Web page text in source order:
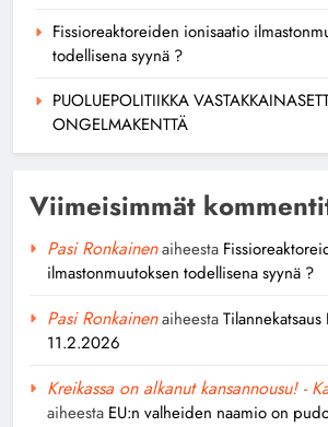
Fissioreaktoreiden ionisaatio
todellisena syynä ?
PUOLUEPOLITIIKKA
ONGELMAKENTTÄ
Viimeisimmät
Pasi Ronkainenaiheesta
ilmastonmuutoksen todellisena syynä ?
Pasi Ronkainenaiheesta
11.2.2026
Kreikassa on alkanut kansannousu! -
aiheesta EU:n valheiden naamio on